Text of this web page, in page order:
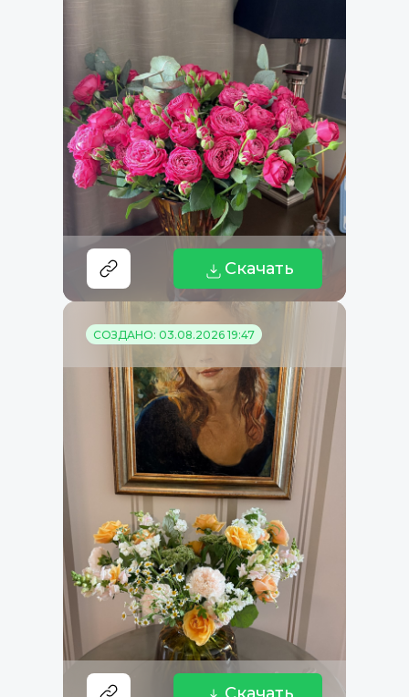
Скачать
СОЗДАНО: 03.08.2026 19:47